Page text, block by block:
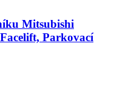
Mitsubishi
Parkovací